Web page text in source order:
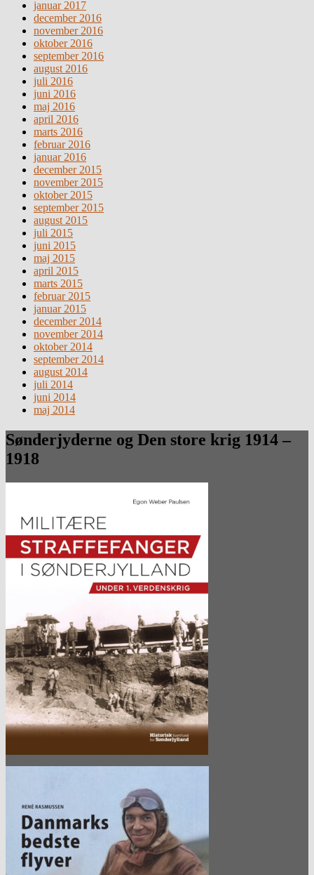
januar 2017
december 2016
november 2016
oktober 2016
september 2016
august 2016
juli 2016
juni 2016
maj 2016
april 2016
marts 2016
februar 2016
januar 2016
december 2015
november 2015
oktober 2015
september 2015
august 2015
juli 2015
juni 2015
maj 2015
april 2015
marts 2015
februar 2015
januar 2015
december 2014
november 2014
oktober 2014
september 2014
august 2014
juli 2014
juni 2014
maj 2014
Sønderjyderne og Den store krig 1914 –
1918